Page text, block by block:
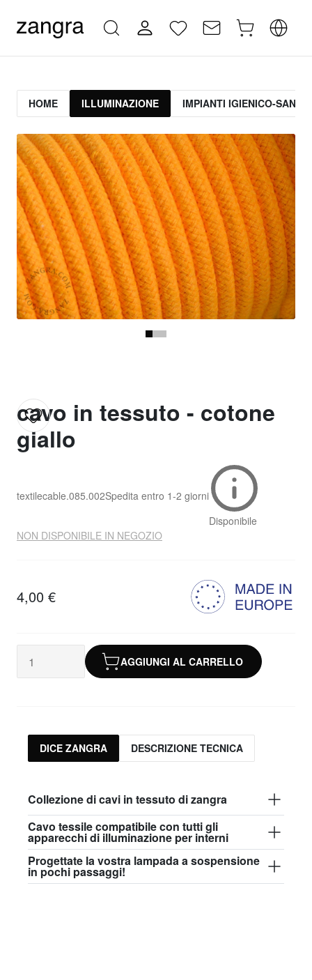
HOME ILLUMINAZIONE IMPIANTI IGIENICO-
cavo in tessuto - cotone
giallo
textilecable.085.002Spedita entro 1-2 giorni
Disponibile
NON DISPONIBILE IN NEGOZIO
4,00 €
AGGIUNGI AL CARRELLO
DICE ZANGRA DESCRIZIONE TECNICA
Collezione di cavi in tessuto di zangra
Cavo tessile compatibile con tutti gli
apparecchi di illuminazione per interni
Progettate la vostra lampada a sospensione
in pochi passaggi!